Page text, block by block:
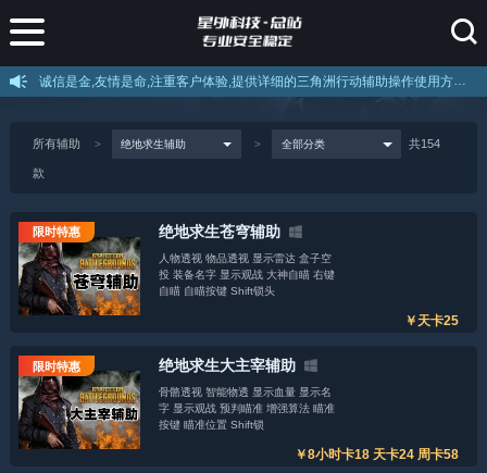
诚信是金,友情是命,注重客户体验,提供详细的三角洲行动辅助操作使用方法和售后服务,如果不会使用可以叫客服远程教你使用。
所有辅助 共154
款
限时特惠 绝地求生苍穹辅助
人物透视 物品透视 显示雷达 盒子空
投 装备名字 显示观战 大神自瞄 右键
自瞄 自瞄按键 Shift锁头
￥天卡25
限时特惠 绝地求生大主宰辅助
骨骼透视 智能物透 显示血量 显示名
字 显示观战 预判瞄准 增强算法 瞄准
按键 瞄准位置 Shift锁
￥8小时卡18 天卡24 周卡58